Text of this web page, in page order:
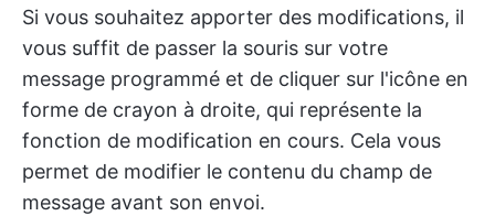
Si vous souhaitez apporter des modifications, il
vous suffit de passer la souris sur votre
message programmé et de cliquer sur l'icône en
forme de crayon à droite, qui représente la
fonction de modification en cours. Cela vous
permet de modifier le contenu du champ de
message avant son envoi.